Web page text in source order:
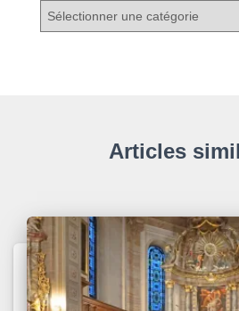
’
u
n
e
c
Articles